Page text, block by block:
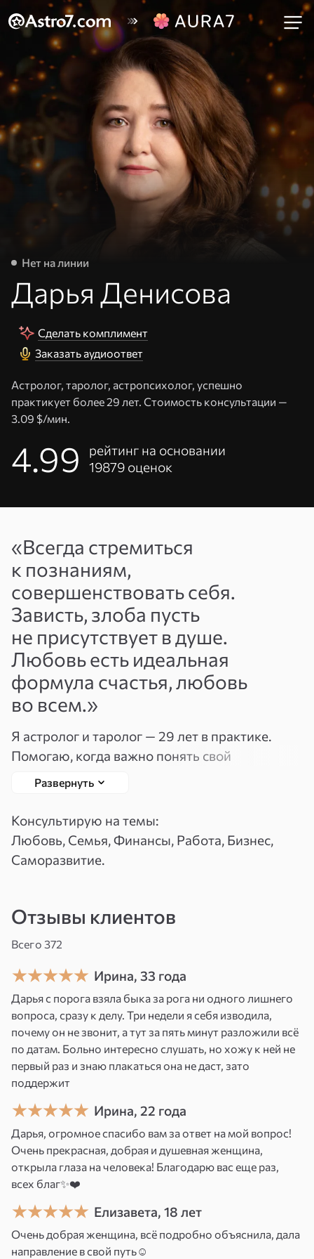
Адрес
или
телефон
Пароль
Войти
Вспомнить
пароль
Зарегистрироваться
Нет на линии
Дарья Денисова
Астролог, таролог, астропсихолог, успешно
практикует более 29 лет. Стоимость консультации —
3.09 $/мин.
Сделать комплимент
Заказать аудиоответ
4.99
рейтинг на основании
19879 оценок
«Всегда стремиться
к познаниям,
совершенствовать себя.
Зависть, злоба пусть
не присутствует в душе.
Любовь есть идеальная
формула счастья, любовь
во всем.»
Я астролог и таролог — 29 лет в практике.
Помогаю, когда важно понять свой
жизненный цикл и принять решение в нужный
момент. Есть кое-что важное: я соединяю
астрологию и Таро — это даёт точность,
которую не даёт ни один инструмент
отдельно. Если вы хотите разобраться в
приглашаю на консультацию. Вместе мы
к сердцу другого человека — и к своему
собственному.
Бывает так: объяснений много, а ясности нет?
Вы знаете факты, видите ситуацию — но не
чувствуете, куда двигаться. Это особенно
остро ощущается, когда нужно выбрать:
оставаться или уходить, ждать или
действовать, доверять или отпускать.
Меня зовут Дарья. Я никогда не считала себя
«человеком с особым даром» — для меня это
всегда была работа: учёба, курсы, постоянное
чтение, практика. 29 лет в астрологии и Таро —
и я убеждена, что дар без труда ничего не
стоит, а труд без чувствования — слеп. Мне
повезло иметь и то, и другое.
Развернуть
Консультирую на темы:
Любовь, Семья, Финансы, Работа, Бизнес,
Саморазвитие.
Отзывы клиентов
Всего 372
Ирина, 33 года
Дарья с порога взяла быка за рога ни одного лишнего
вопроса, сразу к делу. Три недели я себя изводила,
почему он не звонит, а тут за пять минут разложили всё
по датам. Больно интересно слушать, но хожу к ней не
первый раз и знаю плакаться она не даст, зато
поддержит
Ирина, 22 года
Дарья, огромное спасибо вам за ответ на мой вопрос!
Очень прекрасная, добрая и душевная женщина,
открыла глаза на человека! Благодарю вас еще раз,
всех благ✨❤️
Елизавета, 18 лет
Очень добрая женщина, всё подробно объяснила, дала
направление в свой путь☺️